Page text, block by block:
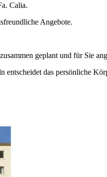
Calia.
Angebote.
geplant und für Sie
entscheidet das persönliche